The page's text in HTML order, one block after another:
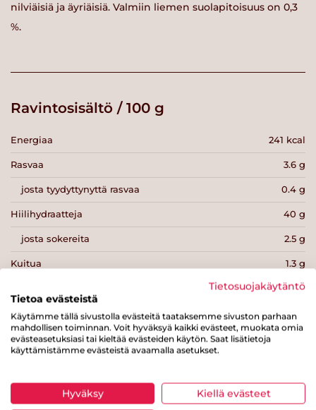
nilviäisiä ja äyriäisiä. Valmiin liemen suolapitoisuus on 0,3
%.
Ravintosisältö / 100 g
Energiaa 241 kcal
Rasvaa 3.6 g
josta tyydyttynyttä rasvaa 0.4 g
Hiilihydraatteja 40 g
josta sokereita 2.5 g
Kuitua 1.3 g
11 g
Suolaa 37.1 g
Tulosta sivu Jaa tuote
Tietosuojakäytäntö
Tietoa evästeistä
Käytämme tällä sivustolla evästeitä taataksemme sivuston parhaan
mahdollisen toiminnan. Voit hyväksyä kaikki evästeet, muokata omia
evästeasetuksiasi tai kieltää evästeiden käytön. Saat lisätietoja
käyttämistämme evästeistä avaamalla asetukset.
Hyväksy Kiellä evästeet